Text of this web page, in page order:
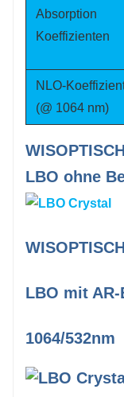
Absorption
Koeffizienten
NLO-
(@ 1064 nm)
LBO ohne
LBO mit
1064/532nm